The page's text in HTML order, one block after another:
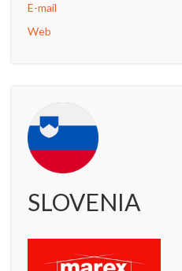
E-mail
Web
SLOVENIA